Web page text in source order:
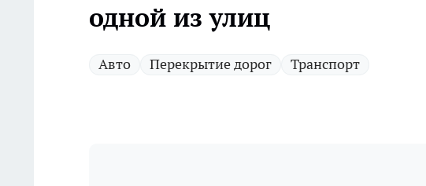
одной из улиц
Авто Перекрытие дорог Транспорт